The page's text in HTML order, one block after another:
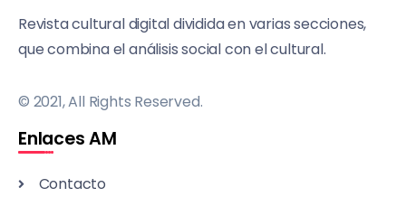
Revista cultural digital dividida en varias secciones,
que combina el análisis social con el cultural.
© 2021, All Rights Reserved.
Enlaces AM
Contacto